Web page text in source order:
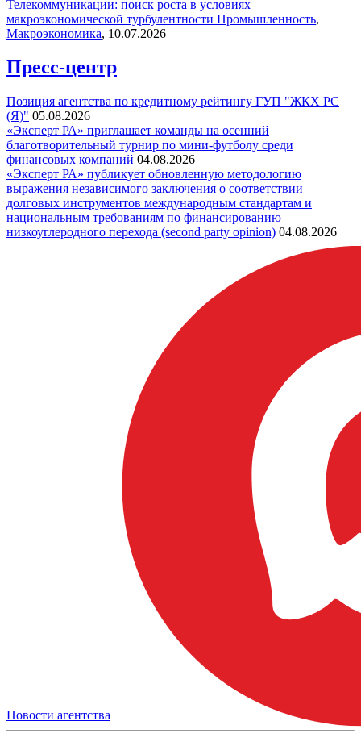
Телекоммуникации: поиск роста в условиях
макроэкономической турбулентности Промышленность,
Макроэкономика, 10.07.2026
Пресс-центр
Позиция агентства по кредитному рейтингу ГУП "ЖКХ РС
(Я)" 05.08.2026
«Эксперт РА» приглашает команды на осенний
благотворительный турнир по мини-футболу среди
финансовых компаний 04.08.2026
«Эксперт РА» публикует обновленную методологию
выражения независимого заключения о соответствии
долговых инструментов международным стандартам и
национальным требованиям по финансированию
низкоуглеродного перехода (second party opinion) 04.08.2026
Новости агентства